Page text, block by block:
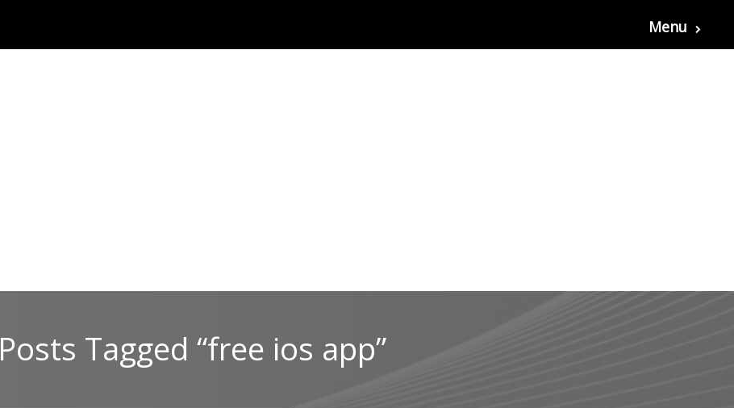
Menu
Posts Tagged “free ios app”